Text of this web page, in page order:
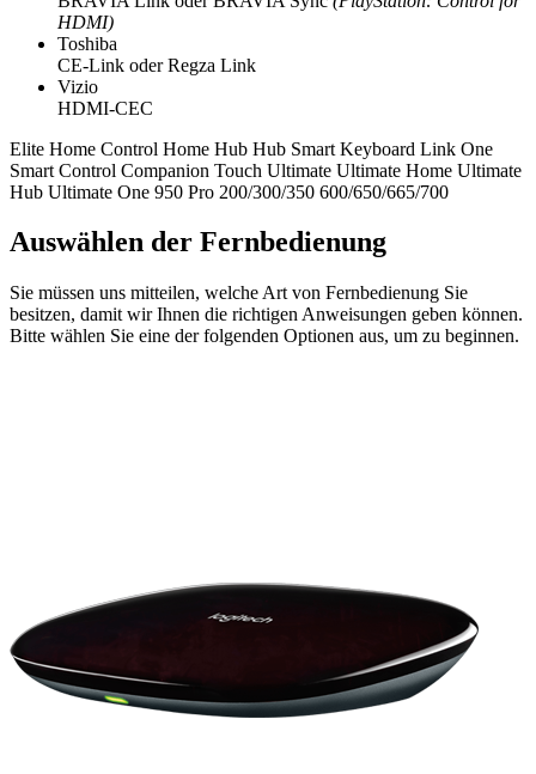
HDMI)
Toshiba
CE-Link oder Regza Link
Vizio
HDMI-CEC
Elite Home Control Home Hub Hub Smart Keyboard Link One
Smart Control Companion Touch Ultimate Ultimate Home Ultimate
Hub Ultimate One 950 Pro 200/300/350 600/650/665/700
Auswählen der Fernbedienung
Sie müssen uns mitteilen, welche Art von Fernbedienung Sie
besitzen, damit wir Ihnen die richtigen Anweisungen geben können.
Bitte wählen Sie eine der folgenden Optionen aus, um zu beginnen.